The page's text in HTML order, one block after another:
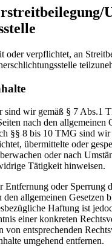
oder verpflichtet, an
sind wir gemäß § 7 Abs.1
nach den allgemeinen
§§ 8 bis 10 TMG sind wir
übermittelte oder
oder nach
Tätigkeit hinweisen.
Entfernung oder Sperrung
allgemeinen Gesetzen
Haftung ist
einer konkreten
von entsprechenden
umgehend entfernen.